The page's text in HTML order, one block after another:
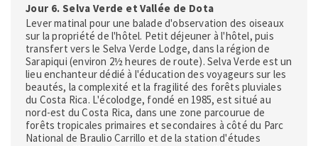
Jour 6. Selva Verde et Vallée de Dota
Lever matinal pour une balade d'observation des oiseaux
sur la propriété de l'hôtel. Petit déjeuner à l'hôtel, puis
transfert vers le Selva Verde Lodge, dans la région de
Sarapiqui (environ 2½ heures de route). Selva Verde est un
lieu enchanteur dédié à l'éducation des voyageurs sur les
beautés, la complexité et la fragilité des forêts pluviales
du Costa Rica. L'écolodge, fondé en 1985, est situé au
nord-est du Costa Rica, dans une zone parcourue de
forêts tropicales primaires et secondaires à côté du Parc
National de Braulio Carrillo et de la station d'études